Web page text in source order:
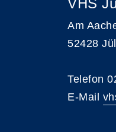
VHS
Am
52428
Telefon
E-Mail